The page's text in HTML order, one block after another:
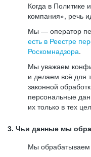
Когда в Политике
компания», речь
Мы — оператор
есть в Реестре
Роскомнадзора.
Мы уважаем
и делаем всё для
законной
персональные
их только в тех
3. Чьи данные мы
Мы